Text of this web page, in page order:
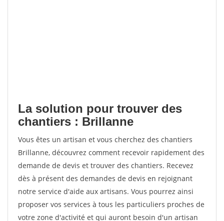
La solution pour trouver des
chantiers : Brillanne
Vous êtes un artisan et vous cherchez des chantiers
Brillanne, découvrez comment recevoir rapidement des
demande de devis et trouver des chantiers. Recevez
dès à présent des demandes de devis en rejoignant
notre service d'aide aux artisans. Vous pourrez ainsi
proposer vos services à tous les particuliers proches de
votre zone d'activité et qui auront besoin d'un artisan